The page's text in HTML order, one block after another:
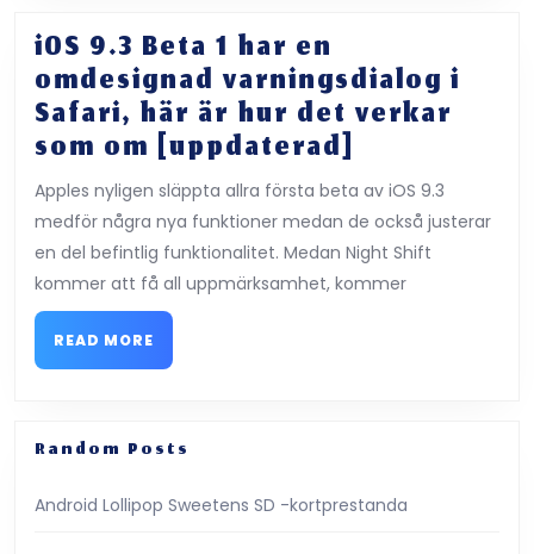
mer
testa
före
september
introducera
iOS 9.3 Beta 1 har en
omdesignad varningsdialog i
Safari, här är hur det verkar
som om [uppdaterad]
9.3
Beta
1
har
är
Apples nyligen släppta allra första beta av iOS 9.3
medför några nya funktioner medan de också justerar
en del befintlig funktionalitet. Medan Night Shift
kommer att få all uppmärksamhet, kommer
READ MORE
MORE
Random Posts
Android Lollipop Sweetens SD -kortprestanda